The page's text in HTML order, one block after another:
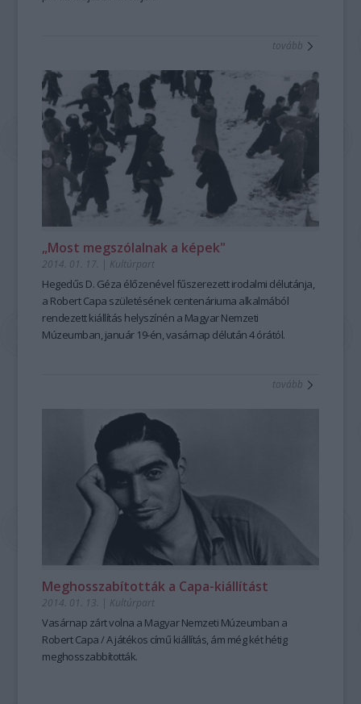
tovább
„Most megszólalnak a képek"
2014. 01. 17. | Kultúrpart
Hegedűs D. Géza élőzenével fűszerezett irodalmi délutánja,
a Robert Capa születésének centenáriuma alkalmából
rendezett kiállítás helyszínén a Magyar Nemzeti
Múzeumban, január 19-én, vasárnap délután 4 órától.
tovább
Meghosszabították a Capa-kiállítást
2014. 01. 13. | Kultúrpart
Vasárnap zárt volna a Magyar Nemzeti Múzeumban a
Robert Capa / A játékos című kiállítás, ám még két hétig
meghosszabbították.